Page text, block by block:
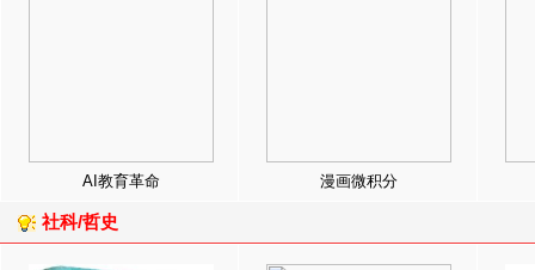
AI教育革命 漫画微积分
社科/哲史